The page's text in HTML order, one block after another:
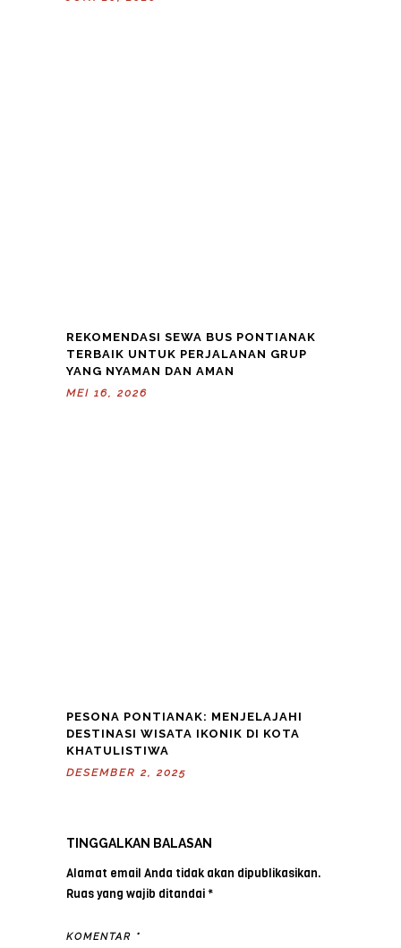
REKOMENDASI SEWA BUS PONTIANAK
TERBAIK UNTUK PERJALANAN GRUP
YANG NYAMAN DAN AMAN
MEI 16, 2026
PESONA PONTIANAK: MENJELAJAHI
DESTINASI WISATA IKONIK DI KOTA
KHATULISTIWA
DESEMBER 2, 2025
TINGGALKAN BALASAN
Alamat email Anda tidak akan dipublikasikan.
Ruas yang wajib ditandai*
KOMENTAR *